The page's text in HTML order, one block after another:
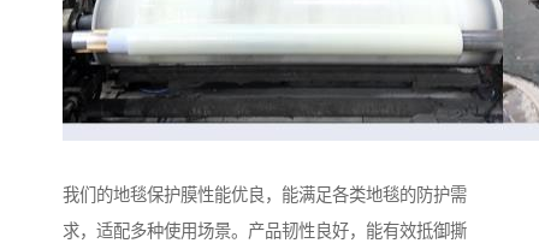
我们的地毯保护膜性能优良，能满足各类地毯的防护需
求，适配多种使用场景。产品韧性良好，能有效抵御撕